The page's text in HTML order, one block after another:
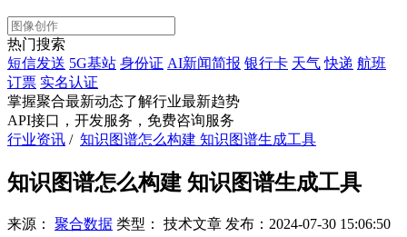
热门搜索
短信发送 5G基站 身份证 AI新闻简报 银行卡 天气 快递 航班
订票 实名认证
掌握聚合最新动态了解行业最新趋势
API接口，开发服务，免费咨询服务
行业资讯 / 知识图谱怎么构建 知识图谱生成工具
知识图谱怎么构建 知识图谱生成工具
来源： 聚合数据 类型： 技术文章 发布： 2024-07-30 15:06:50